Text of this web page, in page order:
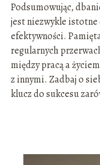
Podsumowując,
jest niezwykle istotne
efektywności.
regularnych
między pracą a
z innymi. Zadbaj o
klucz do sukcesu